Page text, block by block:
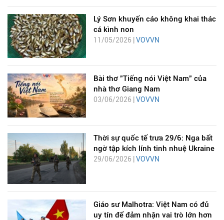
Lý Sơn khuyến cáo không khai thác
cá kình non
11/05/2026 | VOVVN
Bài thơ "Tiếng nói Việt Nam" của
nhà thơ Giang Nam
03/06/2026 | VOVVN
Thời sự quốc tế trưa 29/6: Nga bất
ngờ tập kích lính tinh nhuệ Ukraine
29/06/2026 | VOVVN
Giáo sư Malhotra: Việt Nam có đủ
uy tín để đảm nhận vai trò lớn hơn